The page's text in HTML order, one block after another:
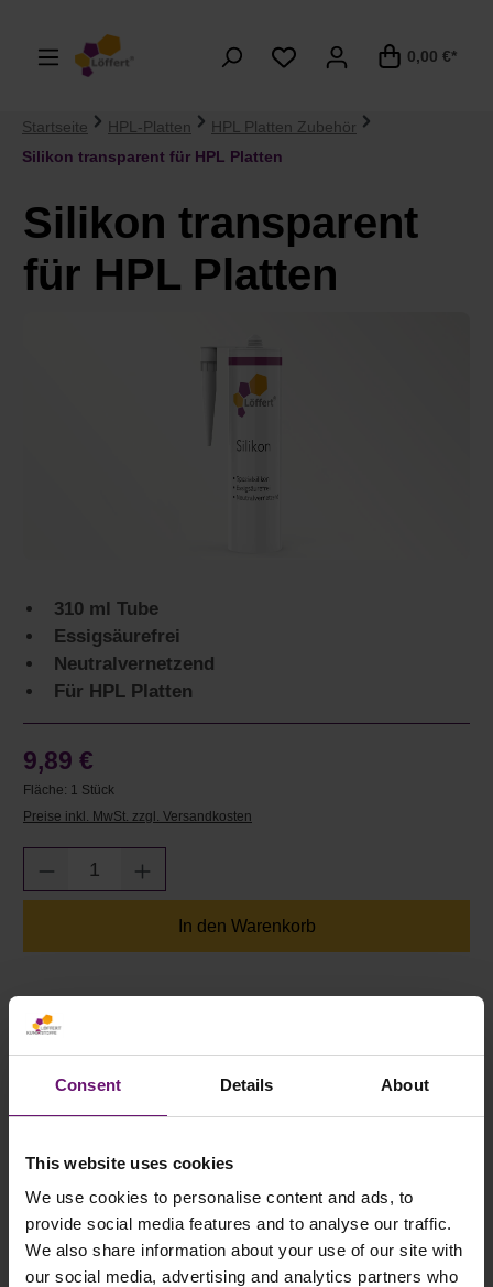
Consent Details About
This website uses cookies
We use cookies to personalise content and ads, to
provide social media features and to analyse our traffic.
We also share information about your use of our site with
our social media, advertising and analytics partners who
0,00 €*
Startseite HPL-Platten
HPL Platten Zubehör
Silikon transparent für HPL Platten
Silikon transparent
für HPL Platten
310 ml Tube
Essigsäurefrei
Neutralvernetzend
Für HPL Platten
9,89 €
Fläche: 1 Stück
Preise inkl. MwSt. zzgl. Versandkosten
Produkt Anzahl: Gib den gewünschten
In den Warenkorb
Zum Merkzettel hinzufügen Art.Nr.:3315310HPL
BESCHREIBUNG
SILIKON FÜR HPL-PLATTEN – UV-
BESTÄNDIGER DICHTSTOFFUNSER
SPEZIELLES SILIKON FÜR HPL-PLATTEN